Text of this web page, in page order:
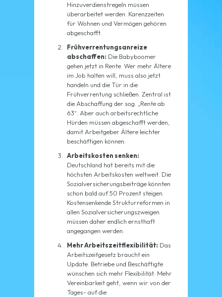
Hinzuverdienstregeln müssen
überarbeitet werden. Karenzzeiten
für Wohnen und Vermögen gehören
abgeschafft.
Frühverrentungsanreize
abschaffen: Die Babyboomer
gehen jetzt in Rente. Wer mehr Ältere
im Job halten will, muss also jetzt
handeln und die Tür in die
Frühverrentung schließen. Zentral ist
die Abschaffung der sog. „Rente ab
63“. Aber auch arbeitsrechtliche
Hürden müssen abgeschafft werden,
damit Arbeitgeber Ältere leichter
beschäftigen können.
Arbeitskosten senken:
Deutschland hat bereits mit die
höchsten Arbeitskosten weltweit. Die
Sozialversicherungsbeiträge könnten
schon bald auf 50 Prozent steigen.
Kostensenkende Strukturreformen in
allen Sozialversicherungszweigen
müssen daher endlich ernsthaft
angegangen werden.
Mehr Arbeitszeitflexibilität: Das
Arbeitszeitgesetz braucht ein
Update. Betriebe und Beschäftigte
wünschen sich mehr Flexibilität. Mehr
Vereinbarkeit geht, wenn wir von der
Tages- auf die